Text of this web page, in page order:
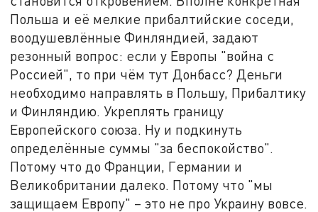
Польша и её мелкие прибалтийские соседи,
воодушевлённые Финляндией, задают
резонный вопрос: если у Европы "война с
Россией", то при чём тут Донбасс? Деньги
необходимо направлять в Польшу, Прибалтику
и Финляндию. Укреплять границу
Европейского союза. Ну и подкинуть
определённые суммы "за беспокойство".
Потому что до Франции, Германии и
Великобритании далеко. Потому что "мы
защищаем Европу" – это не про Украину вовсе.